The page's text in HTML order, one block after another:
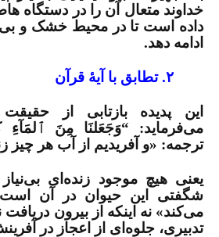
خداوند متعال آن را در دستگاه
داده است تا در محیط خشک و
ادامه دهد.
۲. تطابق با آیۀ قرآن
این پدیده بازتابی از
می‌فرماید: “وَجَعَلنَا مِنَ
ترجمه: «و آفریدیم از آب هر چیز
یعنی هیچ موجود زنده‌ای
شگفتی این حیوان در آن است
می‌کند» نه اینکه از بیرون
تدبیری، جلوه‌ای از اعجاز در